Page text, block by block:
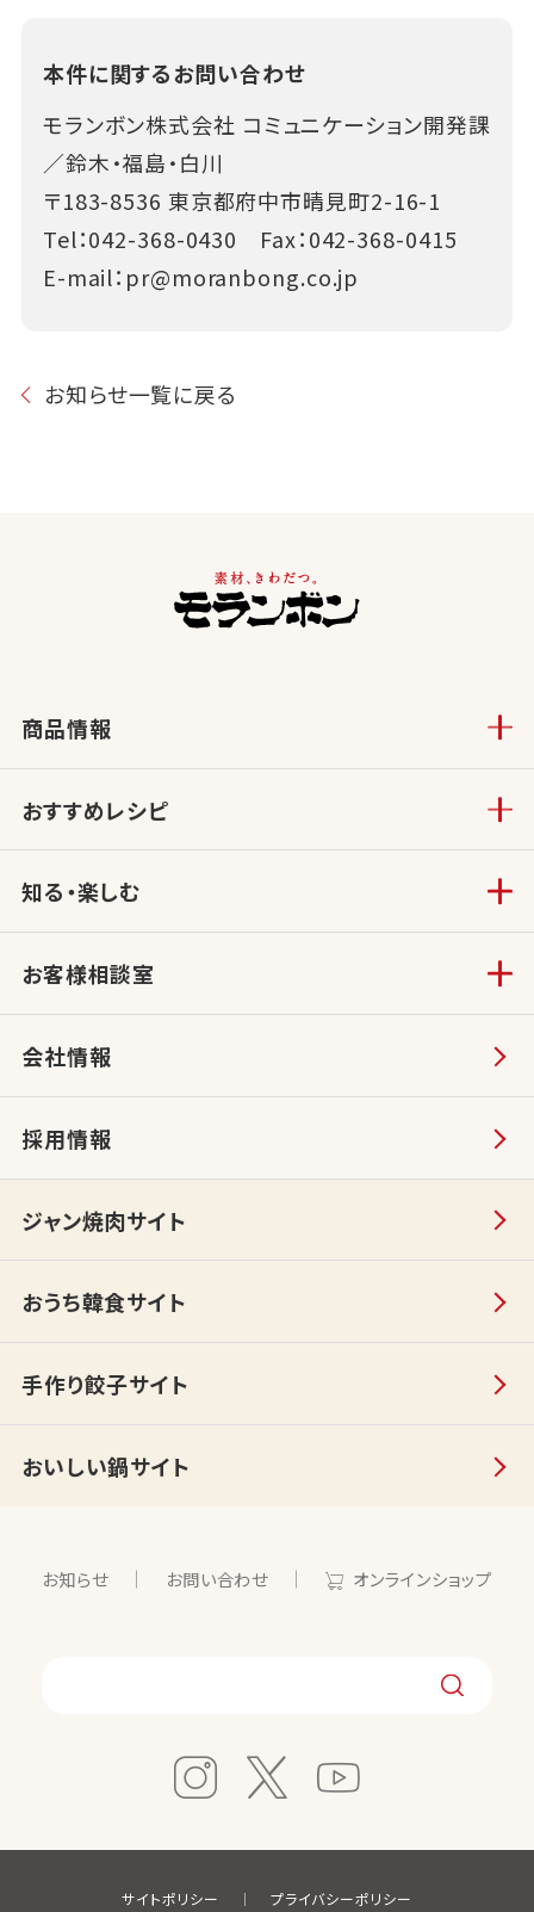
本件に関するお問い合わせ
モランボン株式会社 コミュニケーション開発課
／鈴木・福島・白川
〒183-8536 東京都府中市晴見町2-16-1
Tel：042-368-0430 Fax：042-368-0415
E-mail： pr@moranbong.co.jp
お知らせ一覧に戻る
商品情報
おすすめレシピ
知る・楽しむ
お客様相談室
会社情報
採用情報
ジャン焼肉サイト
おうち韓食サイト
手作り餃子サイト
おいしい鍋サイト
お知らせ お問い合わせ オンラインショップ
サイトポリシー プライバシーポリシー